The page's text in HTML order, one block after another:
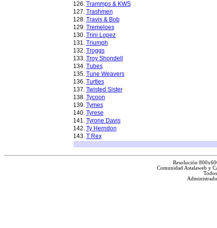
126. Trammps & KWS
127. Trashmen
128. Travis & Bob
129. Tremeloes
130. Trini Lopez
131. Triumph
132. Troggs
133. Troy Shondell
134. Tubes
135. Tune Weavers
136. Turtles
137. Twisted Sister
138. Tycoon
139. Tymes
140. Tyrese
141. Tyrone Davis
142. Ty Herndon
143. T Rex
Resolución
Comunidad Astalaweb y